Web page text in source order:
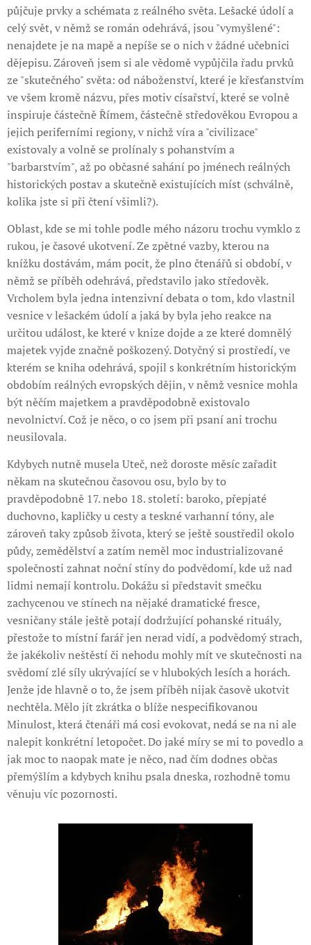
půjčuje prvky a schémata z reálného světa. Lešacké údolí a
celý svět, v němž se román odehrává, jsou "vymyšlené":
nenajdete je na mapě a nepíše se o nich v žádné učebnici
dějepisu. Zároveň jsem si ale vědomě vypůjčila řadu prvků
ze "skutečného" světa: od náboženství, které je křesťanstvím
ve všem kromě názvu, přes motiv císařství, které se volně
inspiruje částečně Římem, částečně středověkou Evropou a
jejich periferními regiony, v nichž víra a "civilizace"
existovaly a volně se prolínaly s pohanstvím a
"barbarstvím", až po občasné sahání po jménech reálných
historických postav a skutečně existujících míst (schválně,
kolika jste si při čtení všimli?).
Oblast, kde se mi tohle podle mého názoru trochu vymklo z
rukou, je časové ukotvení. Ze zpětné vazby, kterou na
knížku dostávám, mám pocit, že plno čtenářů si období, v
němž se příběh odehrává, představilo jako středověk.
Vrcholem byla jedna intenzivní debata o tom, kdo vlastnil
vesnice v lešackém údolí a jaká by byla jeho reakce na
určitou událost, ke které v knize dojde a ze které domnělý
majetek vyjde značně poškozený. Dotyčný si prostředí, ve
kterém se kniha odehrává, spojil s konkrétním historickým
obdobím reálných evropských dějin, v němž vesnice mohla
být něčím majetkem a pravděpodobně existovalo
nevolnictví. Což je něco, o co jsem při psaní ani trochu
neusilovala.
Kdybych nutně musela Uteč, než doroste měsíc zařadit
někam na skutečnou časovou osu, bylo by to
pravděpodobně 17. nebo 18. století: baroko, přepjaté
duchovno, kapličky u cesty a teskné varhanní tóny, ale
zároveň taky způsob života, který se ještě soustředil okolo
půdy, zemědělství a zatím neměl moc industrializované
společnosti zahnat noční stíny do podvědomí, kde už nad
lidmi nemají kontrolu. Dokážu si představit smečku
zachycenou ve stínech na nějaké dramatické fresce,
vesničany stále ještě potají dodržující pohanské rituály,
přestože to místní farář jen nerad vidí, a podvědomý strach,
že jakékoliv neštěstí či nehodu mohly mít ve skutečnosti na
svědomí zlé síly ukrývající se v hlubokých lesích a horách.
Jenže jde hlavně o to, že jsem příběh nijak časově ukotvit
nechtěla. Mělo jít zkrátka o blíže nespecifikovanou
Minulost, která čtenáři má cosi evokovat, nedá se na ni ale
nalepit konkrétní letopočet. Do jaké míry se mi to povedlo a
jak moc to naopak mate je něco, nad čím dodnes občas
přemýšlím a kdybych knihu psala dneska, rozhodně tomu
věnuju víc pozornosti.